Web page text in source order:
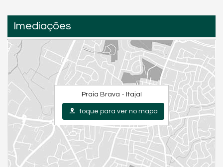
Imediações
Praia Brava - Itajaí
toque para ver no mapa